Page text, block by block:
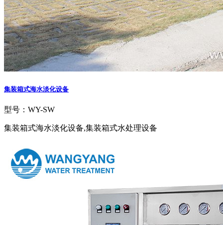
集装箱式海水淡化设备
型号：WY-SW
集装箱式海水淡化设备,集装箱式水处理设备